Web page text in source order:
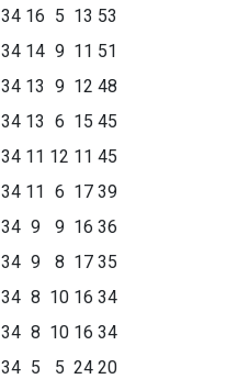
34 16 5 13 53
34 14 9 11 51
34 13 9 12 48
34 13 6 15 45
34 11 12 11 45
34 11 6 17 39
34 9 9 16 36
34 9 8 17 35
34 8 10 16 34
34 8 10 16 34
34 5 5 24 20